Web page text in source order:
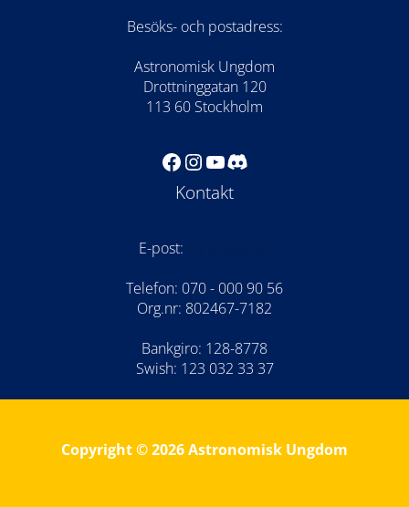
Besöks- och postadress:
Astronomisk Ungdom
Drottninggatan 120
113 60 Stockholm
Facebook
Instagram
YouTube
Discord
Kontakt
E-post:
Telefon: 070 - 000 90 56
Org.nr: 802467-7182
Bankgiro: 128-8778
Swish: 123 032 33 37
Copyright © 2026 Astronomisk Ungdom